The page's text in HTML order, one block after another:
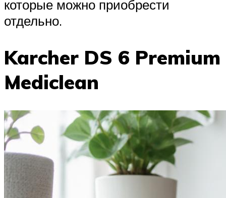
которые можно приобрести
отдельно.
Karcher DS 6 Premium
Mediclean